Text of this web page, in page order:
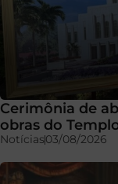
Cerimônia de
obras do
Notícias03/08/2026